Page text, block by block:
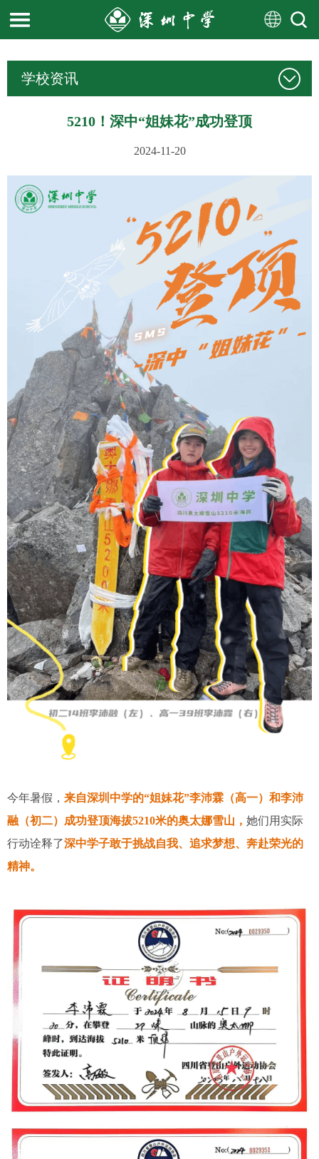
学校资讯
5210！深中“姐妹花”成功登顶
2024-11-20
今年暑假， 来自深圳中学的“姐妹花”李沛霖（高一）和李沛
融（初二）成功登顶海拔5210米的奥太娜雪山， 她们用实际
行动诠释了深中学子敢于挑战自我、追求梦想、奔赴荣光的
精神。